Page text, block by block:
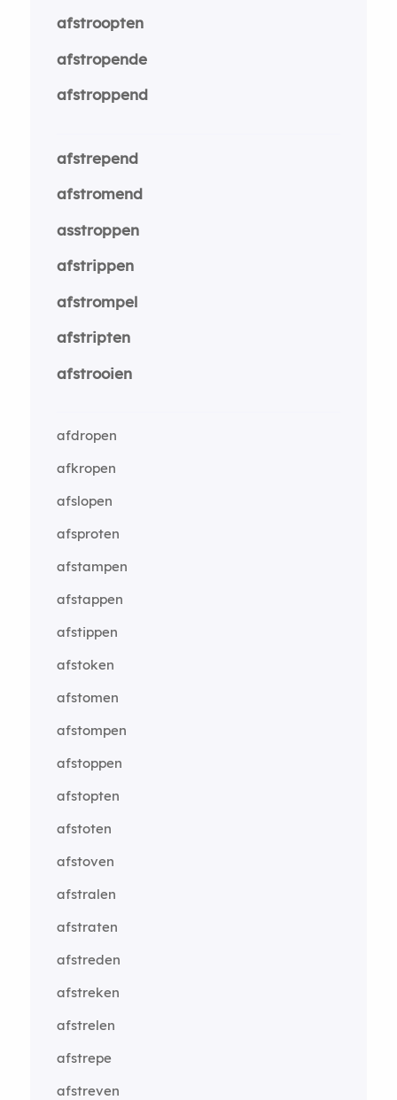
afstroopten
afstropende
afstroppend
afstrepend
afstromend
asstroppen
afstrippen
afstrompel
afstripten
afstrooien
afdropen
afkropen
afslopen
afsproten
afstampen
afstappen
afstippen
afstoken
afstomen
afstompen
afstoppen
afstopten
afstoten
afstoven
afstralen
afstraten
afstreden
afstreken
afstrelen
afstrepe
afstreven